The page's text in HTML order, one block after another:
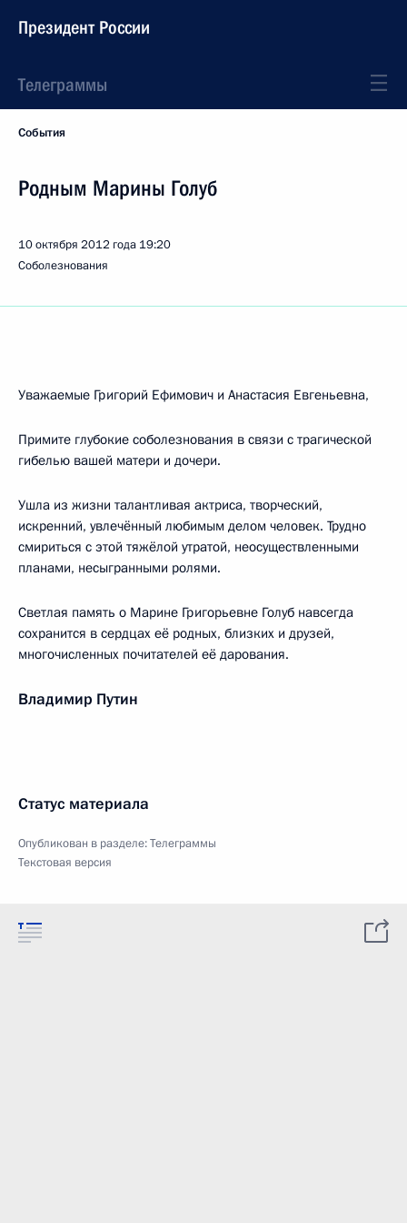
Президент России
Телеграммы
События
Родным Марины Голуб
10 октября 2012 года 19:20
Соболезнования
Уважаемые Григорий Ефимович и Анастасия Евгеньевна,
Примите глубокие соболезнования в связи с трагической
гибелью вашей матери и дочери.
Ушла из жизни талантливая актриса, творческий,
искренний, увлечённый любимым делом человек. Трудно
смириться с этой тяжёлой утратой, неосуществленными
планами, несыгранными ролями.
Светлая память о Марине Григорьевне Голуб навсегда
сохранится в сердцах её родных, близких и друзей,
многочисленных почитателей её дарования.
Владимир Путин
Статус материала
Опубликован в разделе:Телеграммы
Текстовая версия